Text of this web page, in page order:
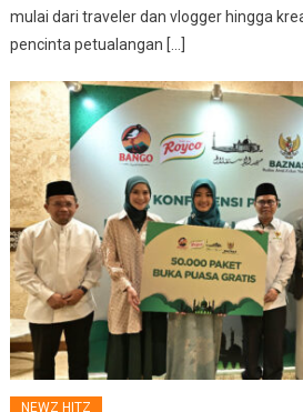
mulai dari traveler dan vlogger hingga
pencinta petualangan […]
NEWZ HITZ